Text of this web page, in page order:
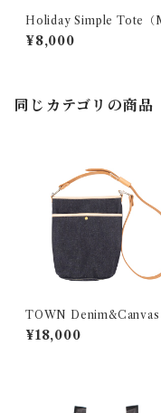
Holiday Simple Tote（
¥8,000
同じカテゴリの商品
TOWN Denim&Canvas
¥18,000